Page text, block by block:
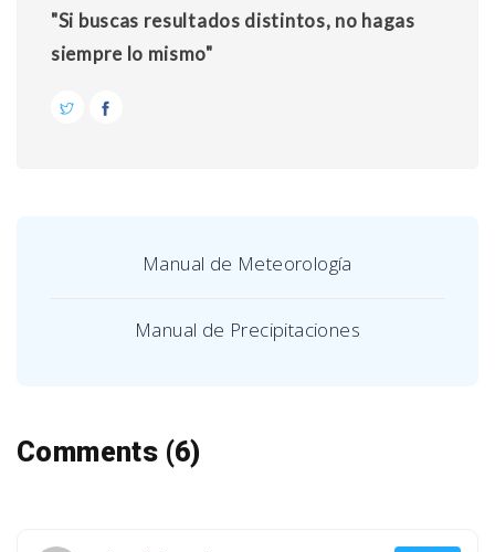
"Si buscas resultados distintos, no hagas
siempre lo mismo"
Manual de Meteorología
Manual de Precipitaciones
Comments (6)